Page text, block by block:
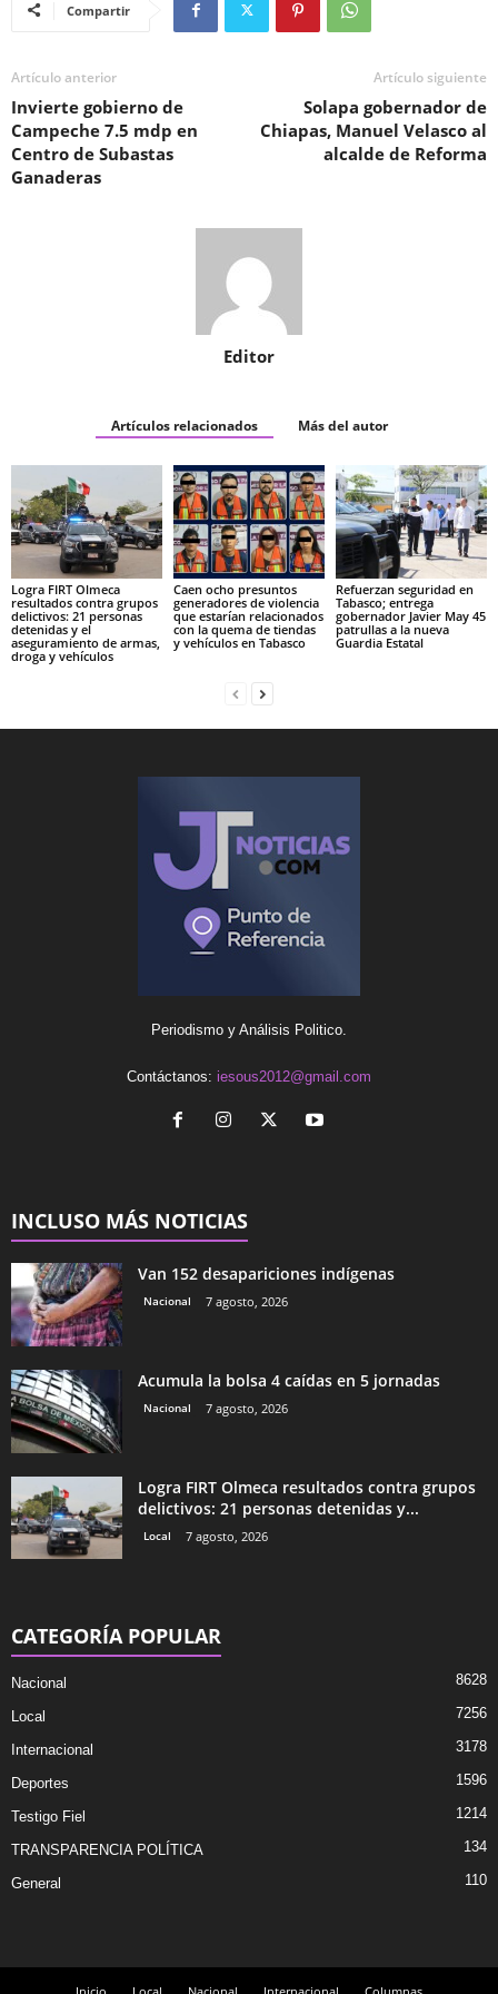
Compartir
Artículo anterior
Invierte gobierno de
Campeche 7.5 mdp en
Centro de Subastas
Ganaderas
Artículo siguiente
Solapa gobernador de
Chiapas, Manuel Velasco al
alcalde de Reforma
Editor
Artículos relacionados Más del autor
Logra FIRT Olmeca
resultados contra grupos
delictivos: 21 personas
detenidas y el
aseguramiento de armas,
droga y vehículos
Caen ocho presuntos
generadores de violencia
que estarían relacionados
con la quema de tiendas
y vehículos en Tabasco
Refuerzan seguridad en
Tabasco; entrega
gobernador Javier May 45
patrullas a la nueva
Guardia Estatal
Periodismo y Análisis Politico.
Contáctanos: iesous2012@gmail.com
INCLUSO MÁS NOTICIAS
Van 152 desapariciones indígenas
Nacional 7 agosto, 2026
Acumula la bolsa 4 caídas en 5 jornadas
Nacional 7 agosto, 2026
Logra FIRT Olmeca resultados contra grupos
delictivos: 21 personas detenidas y...
Local 7 agosto, 2026
CATEGORÍA POPULAR
Nacional 8628
Local 7256
Internacional 3178
Deportes 1596
Testigo Fiel 1214
TRANSPARENCIA POLÍTICA 134
General 110